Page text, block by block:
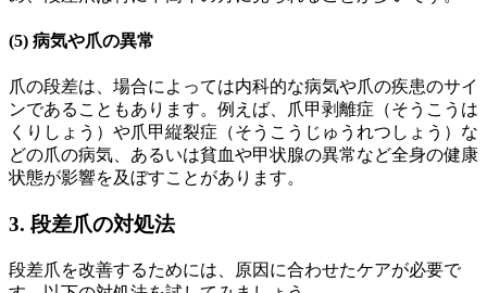
(5) 病気や爪の異常
爪の段差は、場合によっては内科的な病気や爪の疾患のサイ
ンであることもあります。例えば、爪甲剥離症（そうこうは
くりしょう）や爪甲縦裂症（そうこうじゅうれつしょう）な
どの爪の病気、あるいは貧血や甲状腺の異常など全身の健康
状態が影響を及ぼすことがあります。
3. 段差爪の対処法
段差爪を改善するためには、原因に合わせたケアが必要で